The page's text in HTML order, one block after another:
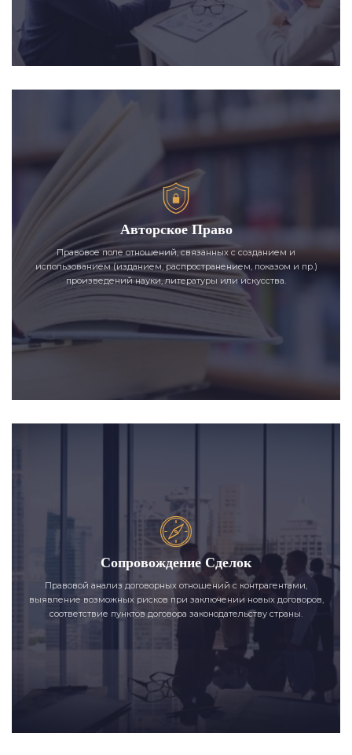
Авторское Право
Правовое поле отношений, связанных с созданием и
использованием (изданием, распространением, показом и пр.)
произведений науки, литературы или искусства.
Сопровождение Сделок
Правовой анализ договорных отношений с контрагентами,
выявление возможных рисков при заключении новых договоров,
соответствие пунктов договора законодательству страны.